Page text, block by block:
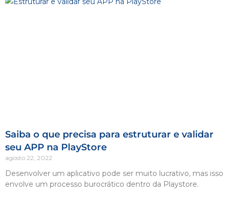
Saiba o que precisa para estruturar e validar
seu APP na PlayStore
agosto 22, 2022
Desenvolver um aplicativo pode ser muito lucrativo, mas isso
envolve um processo burocrático dentro da Playstore.